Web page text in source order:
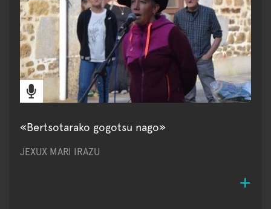
«Bertsotarako gogotsu nago»
JEXUX MARI IRAZU